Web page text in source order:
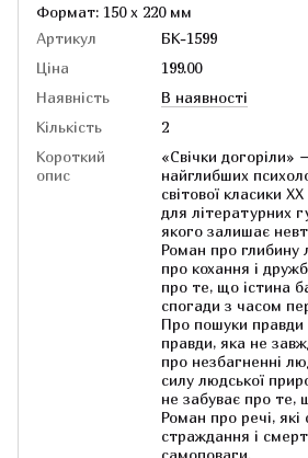
Формат: 150 х 220 мм
Артикул
БК-1599
Ціна
199.00
Наявність
В наявності
Кількість
2
Короткий
опис
«Свічки догоріли»
найглибших
світової класики
для літературних
якого залишає
Роман про глибину
про кохання і
про те, що істина
спогади з часом
Про пошуки правди
правди, яка не
про незбагненні
силу людської
не забуває про те,
Роман про речі, які
страждання і
самоповаги.